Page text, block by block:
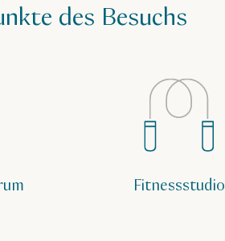
des Besuchs
Fitnessstudio